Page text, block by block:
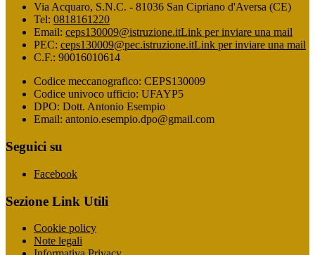
Via Acquaro, S.N.C. - 81036 San Cipriano d'Aversa (CE)
Tel: 0818161220
Email: ceps130009@istruzione.itLink per inviare una mail
PEC: ceps130009@pec.istruzione.itLink per inviare una mail
C.F.: 90016010614
Codice meccanografico: CEPS130009
Codice univoco ufficio: UFAYP5
DPO: Dott. Antonio Esempio
Email: antonio.esempio.dpo@gmail.com
Seguici su
Facebook
Sezione Link Utili
Cookie policy
Note legali